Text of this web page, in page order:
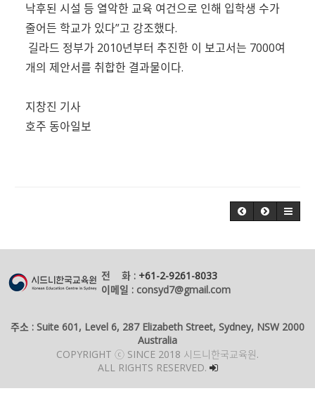
낙후된 시설 등 열악한 교육 여건으로 인해 입학생 수가
줄어든 학교가 있다”고 강조했다.
길라드 정부가 2010년부터 추진한 이 보고서는 7000여
개의 제안서를 취합한 결과물이다.
지창진 기사
호주 동아일보
전 화 : +61-2-9261-8033
이메일 : consyd7@gmail.com
주소 : Suite 601, Level 6, 287 Elizabeth Street, Sydney, NSW 2000
Australia
COPYRIGHT ⓒ SINCE 2018 시드니한국교육원.
ALL RIGHTS RESERVED.